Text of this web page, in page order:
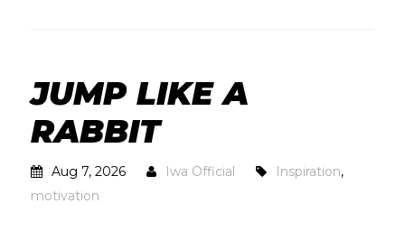
JUMP LIKE A
RABBIT
Aug 7, 2026 Iwa Official Inspiration,
motivation